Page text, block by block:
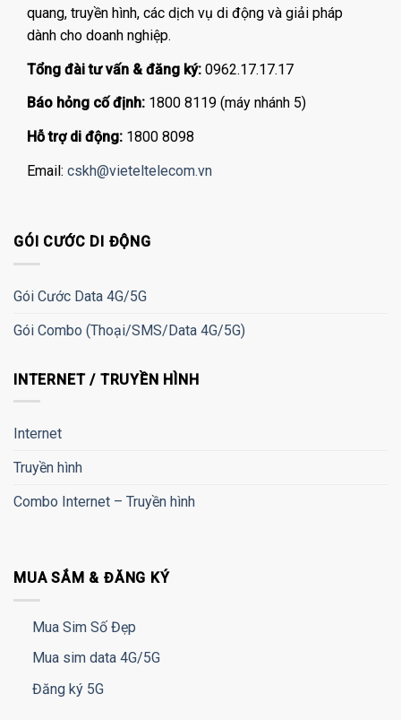
quang, truyền hình, các dịch vụ di động và giải pháp
dành cho doanh nghiệp.
Tổng đài tư vấn & đăng ký: 0962.17.17.17
Báo hỏng cố định: 1800 8119 (máy nhánh 5)
Hỗ trợ di động: 1800 8098
Email: cskh@vieteltelecom.vn
GÓI CƯỚC DI ĐỘNG
Gói Cước Data 4G/5G
Gói Combo (Thoại/SMS/Data 4G/5G)
INTERNET / TRUYỀN HÌNH
Internet
Truyền hình
Combo Internet – Truyền hình
MUA SẮM & ĐĂNG KÝ
Mua Sim Số Đẹp
Mua sim data 4G/5G
Đăng ký 5G